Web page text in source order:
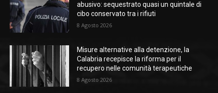
abusivo: sequestrato quasi un quintale di
cibo conservato tra i rifiuti
8 Agosto 2026
Misure alternative alla detenzione, la
Calabria recepisce la riforma per il
recupero nelle comunità terapeutiche
8 Agosto 2026